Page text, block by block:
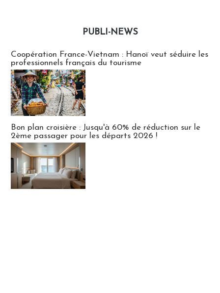
PUBLI-NEWS
Coopération France-Vietnam : Hanoï veut séduire les
professionnels français du tourisme
Bon plan croisière : Jusqu'à 60% de réduction sur le
2ème passager pour les départs 2026 !